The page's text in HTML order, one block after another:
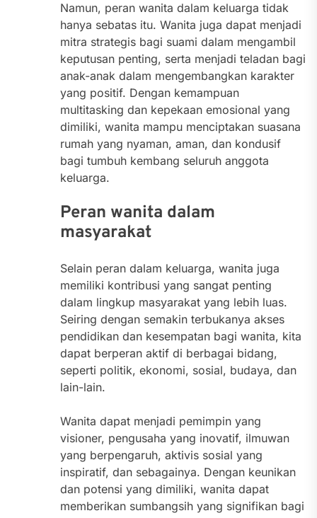
Namun, peran wanita dalam keluarga tidak
hanya sebatas itu. Wanita juga dapat menjadi
mitra strategis bagi suami dalam mengambil
keputusan penting, serta menjadi teladan bagi
anak-anak dalam mengembangkan karakter
yang positif. Dengan kemampuan
multitasking dan kepekaan emosional yang
dimiliki, wanita mampu menciptakan suasana
rumah yang nyaman, aman, dan kondusif
bagi tumbuh kembang seluruh anggota
keluarga.
Peran wanita dalam
masyarakat
Selain peran dalam keluarga, wanita juga
memiliki kontribusi yang sangat penting
dalam lingkup masyarakat yang lebih luas.
Seiring dengan semakin terbukanya akses
pendidikan dan kesempatan bagi wanita, kita
dapat berperan aktif di berbagai bidang,
seperti politik, ekonomi, sosial, budaya, dan
lain-lain.
Wanita dapat menjadi pemimpin yang
visioner, pengusaha yang inovatif, ilmuwan
yang berpengaruh, aktivis sosial yang
inspiratif, dan sebagainya. Dengan keunikan
dan potensi yang dimiliki, wanita dapat
memberikan sumbangsih yang signifikan bagi